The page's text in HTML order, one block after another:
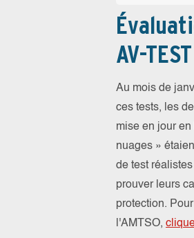
AV-TEST
Au mois de
ces tests, les
mise en jour
nuages »
de test
prouver leurs
protection.
l'AMTSO,